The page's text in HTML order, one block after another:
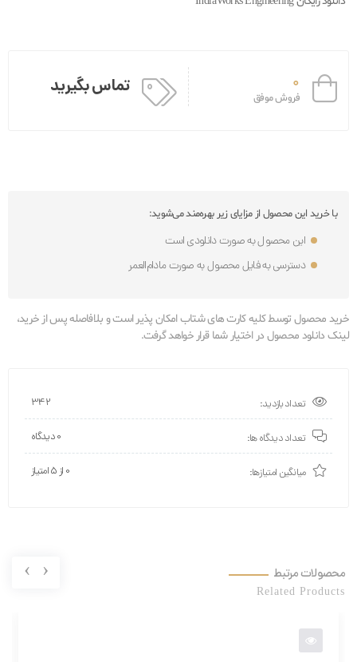
0
فروش موفق تماس بگیرید
با خرید این محصول از مزایای زیر بهره‌مند می‌شوید:
این محصول به صورت دانلودی است
دسترسی به فایل محصول به صورت مادام‌العمر
خرید محصول توسط کلیه کارت های شتاب امکان پذیر است و بلافاصله پس از خرید،
لینک دانلود محصول در اختیار شما قرار خواهد گرفت.
تعداد بازدید: 342
تعداد دیدگاه ها: 0 دیدگاه
میانگین امتیازها: 0 از ۵ امتیاز
محصولات مرتبط
Related Products
‹
›